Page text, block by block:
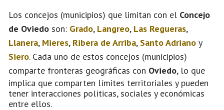
Los concejos (municipios) que limitan con el Concejo
de Oviedo son: Grado, Langreo, Las Regueras,
Llanera, Mieres, Ribera de Arriba, Santo Adriano y
Siero. Cada uno de estos concejos (municipios)
comparte fronteras geográficas con Oviedo, lo que
implica que comparten límites territoriales y pueden
tener interacciones políticas, sociales y económicas
entre ellos.